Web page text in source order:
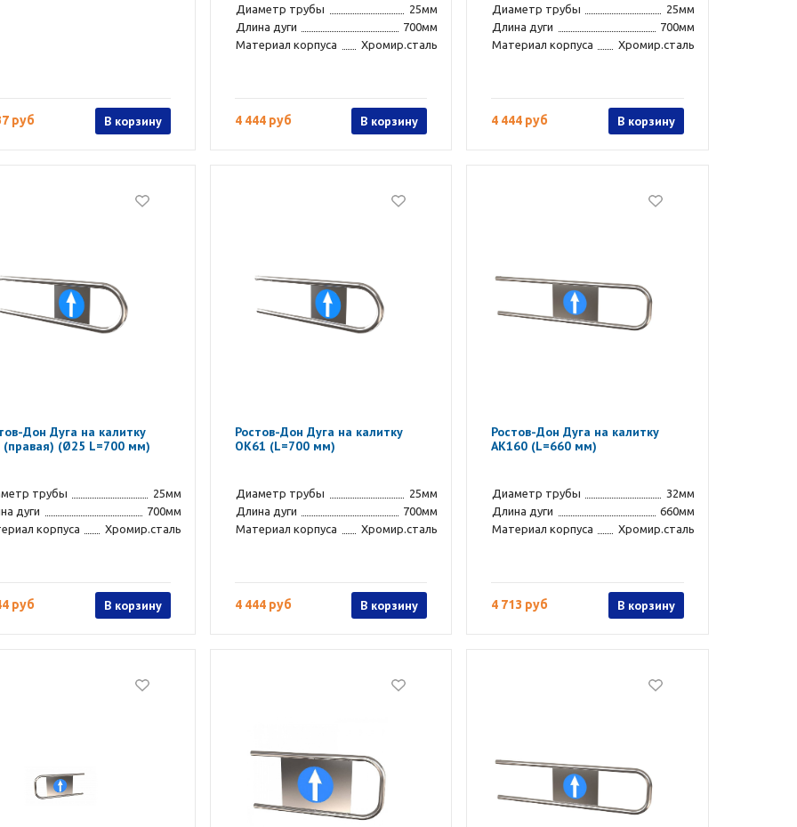
руб В корзину
Диаметр трубы
25мм
Длина дуги
700мм
Материал корпуса
Хромир.сталь
4 444 руб В корзину
Диаметр трубы
25мм
Длина дуги
700мм
Материал корпуса
Хромир.сталь
4 444 руб В корзину
Дон Дуга на калитку
(правая) (Ø25 L=700 мм)
трубы
25мм
дуги
700мм
корпуса
Хромир.сталь
руб В корзину
Ростов-Дон Дуга на калитку
ОК61 (L=700 мм)
Диаметр трубы
25мм
Длина дуги
700мм
Материал корпуса
Хромир.сталь
4 444 руб В корзину
Ростов-Дон Дуга на калитку
АК160 (L=660 мм)
Диаметр трубы
32мм
Длина дуги
660мм
Материал корпуса
Хромир.сталь
4 713 руб В корзину